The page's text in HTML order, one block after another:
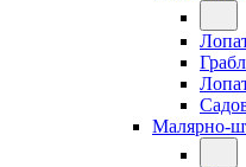
Малярно-